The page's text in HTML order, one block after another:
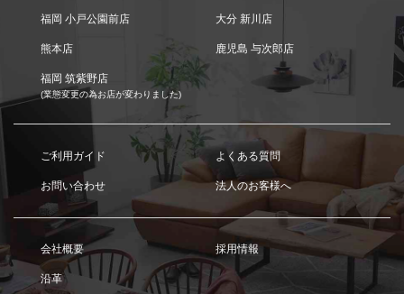
福岡 小戸公園前店 大分 新川店
熊本店 鹿児島 与次郎店
福岡 筑紫野店
(業態変更の為お店が変わりました)
ご利用ガイド よくある質問
お問い合わせ 法人のお客様へ
会社概要 採用情報
沿革